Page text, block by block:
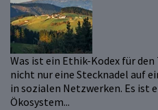
Was ist ein Ethik-Kodex für
nicht nur eine Stecknadel auf
in sozialen Netzwerken. Es ist
Ökosystem...